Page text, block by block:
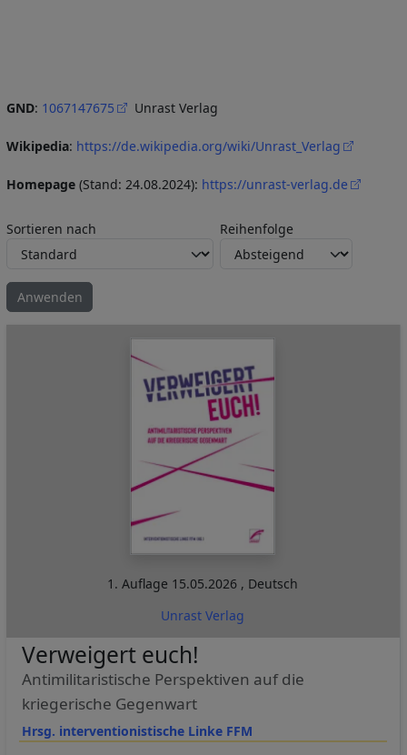
GND: 1067147675 Unrast Verlag
Wikipedia: https://de.wikipedia.org/wiki/Unrast_Verlag
Homepage (Stand: 24.08.2024): https://unrast-verlag.de
Sortieren nach Reihenfolge
1. Auflage 15.05.2026 , Deutsch
Unrast Verlag
Hrsg. interventionistische Linke FFM
Verweigert euch!
Antimilitaristische Perspektiven auf die
kriegerische Gegenwart